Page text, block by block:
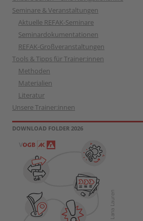
Seminare & Veranstaltungen
Aktuelle REFAK-Seminare
Seminardokumentationen
REFAK-Großveranstaltungen
Tools & Tipps für Trainer:innen
Methoden
Materialien
Literatur
Unsere Trainer:innen
DOWNLOAD FOLDER 2026